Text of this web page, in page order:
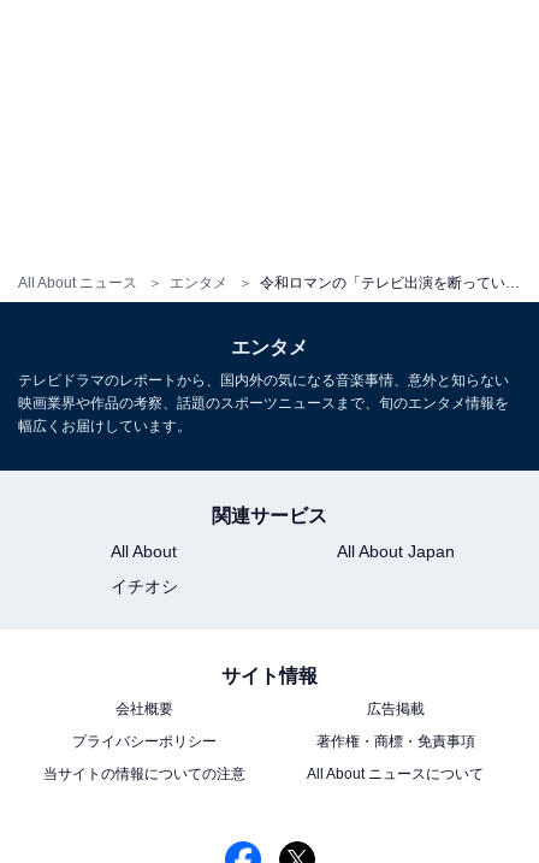
All About ニュース エンタメ
入します
4年目のラヴィット！を
宜しくお願いします#新レギュラーは令和ロマン
pic.twitter.com/t7eGdtOnH8
March 28, 2024
ただ、錦鯉、ウエストランドと比べてもテレビ出演が少
「official令和ロマン【公式】」を中心に、人気YouTuber
たちとのコラボを進めています。
などと動画を撮影。女性3人組YouTuber・ヘラヘラ三銃
エンタメ
テレビドラマのレポートから、国内外の気になる音楽事情、意外と知らない
映画業界や作品の考察、話題のスポーツニュースまで、旬のエンタメ情報を
幅広くお届けしています。
関連サービス
All About
All About Japan
イチオシ
サイト情報
会社概要
広告掲載
プライバシーポリシー
著作権・商標・免責事項
当サイトの情報についての注意
All About ニュースについて